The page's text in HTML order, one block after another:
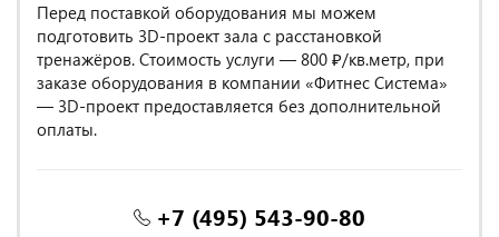
Перед поставкой оборудования мы можем
подготовить 3D-проект зала с расстановкой
тренажёров. Стоимость услуги — 800 ₽/кв.метр, при
заказе оборудования в компании «Фитнес Система»
— 3D-проект предоставляется без дополнительной
оплаты.
+7 (495) 543-90-80